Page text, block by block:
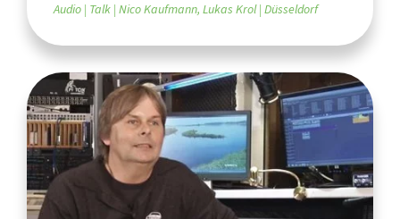
Audio Talk Nico Kaufmann, Lukas Krol Düsseldorf